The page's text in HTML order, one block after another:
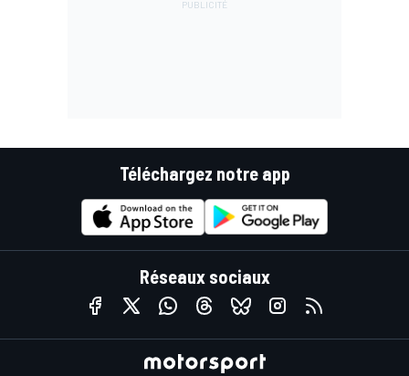
Téléchargez notre app
Réseaux sociaux